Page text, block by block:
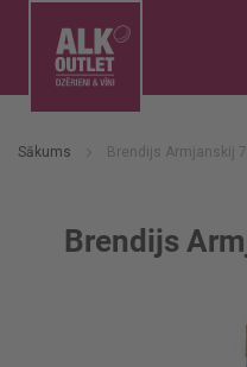
Sākums Brendijs Armjanskij
Brendijs